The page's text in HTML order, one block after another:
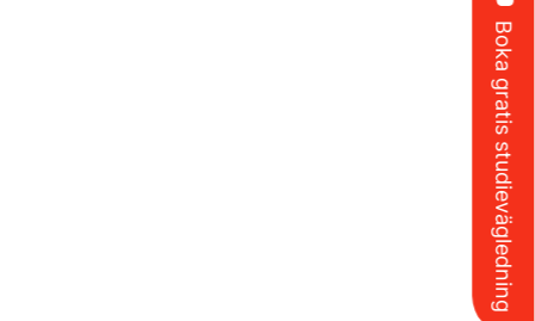
Boka gratis studievägledning